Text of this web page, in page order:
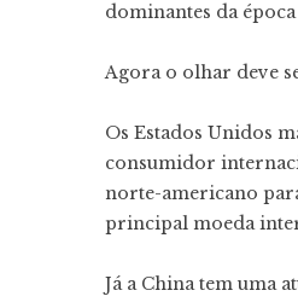
dominantes da
Agora o olhar deve
Os Estados Unidos
consumidor
norte-americano
principal moeda
Já a China tem uma